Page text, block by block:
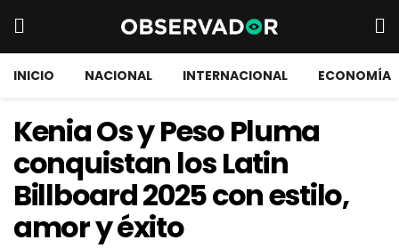
INICIO NACIONAL INTERNACIONAL ECONOMÍA
Kenia Os y Peso Pluma
conquistan los Latin
Billboard 2025 con estilo,
amor y éxito